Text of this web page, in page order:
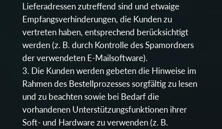
Lieferadressen zutreffend sind und etwaige
Empfangsverhinderungen, die Kunden zu
vertreten haben, entsprechend berücksichtigt
werden (z. B. durch Kontrolle des Spamordners
der verwendeten E-Mailsoftware).
Die Kunden werden gebeten die Hinweise im
Rahmen des Bestellprozesses sorgfältig zu lesen
und zu beachten sowie bei Bedarf die
vorhandenen Unterstützungsfunktionen ihrer
Soft- und Hardware zu verwenden (z. B.